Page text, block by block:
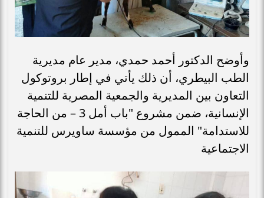
وأوضح الدكتور أحمد حمدي، مدير عام مديرية
الطب البيطري، أن ذلك يأتي في إطار بروتوكول
التعاون بين المديرية والجمعية المصرية للتنمية
الإنسانية، ضمن مشروع "باب أمل 3 – من الحاجة
للاستدامة" الممول من مؤسسة ساويرس للتنمية
الاجتماعية